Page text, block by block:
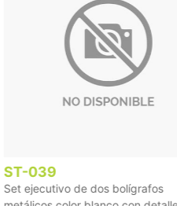
ST-039
Set ejecutivo de dos bolígrafos